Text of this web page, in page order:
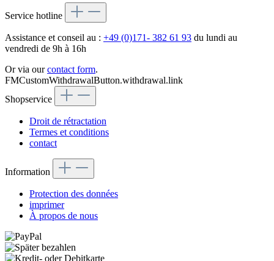
Service hotline
Assistance et conseil au : +49 (0)171- 382 61 93 du lundi au
vendredi de 9h à 16h
Or via ourcontact form.
FMCustomWithdrawalButton.withdrawal.link
Shopservice
Droit de rétractation
Termes et conditions
contact
Information
Protection des données
imprimer
À propos de nous